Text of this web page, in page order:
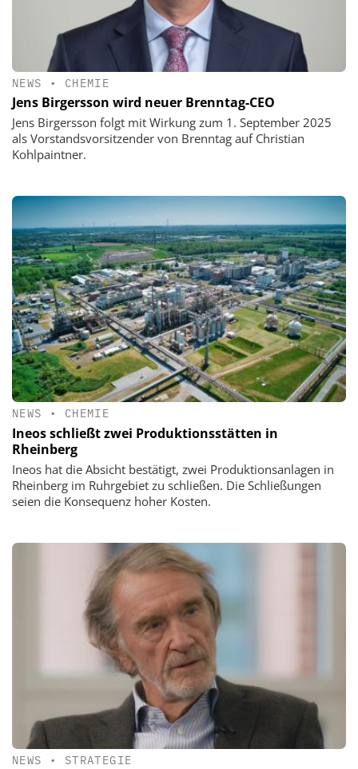
NEWS • CHEMIE
Jens Birgersson wird neuer Brenntag-CEO
Jens Birgersson folgt mit Wirkung zum 1. September 2025
als Vorstandsvorsitzender von Brenntag auf Christian
Kohlpaintner.
NEWS • CHEMIE
Ineos schließt zwei Produktionsstätten in
Rheinberg
Ineos hat die Absicht bestätigt, zwei Produktionsanlagen in
Rheinberg im Ruhrgebiet zu schließen. Die Schließungen
seien die Konsequenz hoher Kosten.
NEWS • STRATEGIE